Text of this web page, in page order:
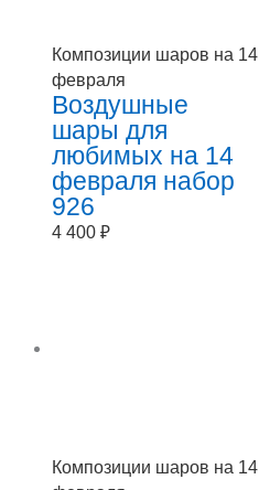
Композиции шаров на 14
февраля
Воздушные
шары для
любимых на 14
февраля набор
926
4 400 ₽
Композиции шаров на 14